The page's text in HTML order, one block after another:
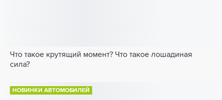
Что такое крутящий момент? Что такое лошадиная
сила?
НОВИНКИ АВТОМОБИЛЕЙ